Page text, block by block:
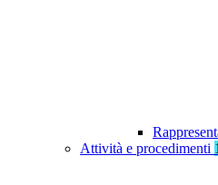
Attività e procedimenti